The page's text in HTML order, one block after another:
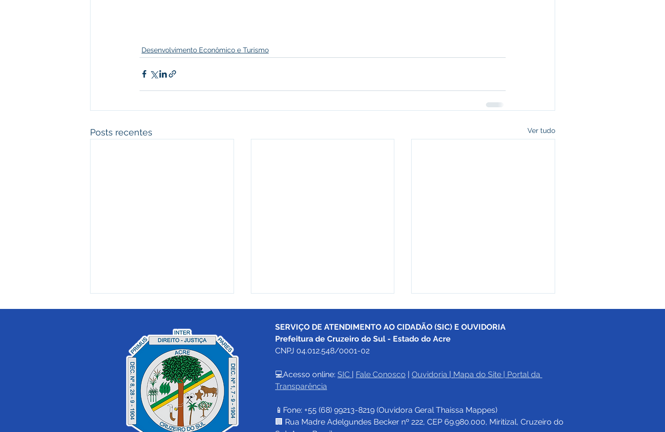
Desenvolvimento Econômico e Turismo
Posts recentes Ver tudo
Ação da Prefeitura de
Cruzeiro do Sul leva
atividade física à
comunidade do Rio Croa e
Prefeitura de Cruzeiro do
programa Hospedagem
Criativa 2026
Feira Arte da Floresta do
Polo Moveleiro no
SERVIÇO DE ATENDIMENTO AO CIDADÃO (SIC) E OUVIDORIA
Prefeitura de Cruzeiro do Sul - Estado do Acre
CNPJ 04.012.548/0001-02
💻Acesso online: SIC Fale Conosco Ouvidoria Mapa do Site
Portal da
Transparência
📱Fone: +55 (68) 99213-8219 (Ouvidora Geral Thaissa Mappes)
🏢 Rua Madre Adelgundes Becker nº 222, CEP 69.980.000, Miritizal, Cruzeiro do